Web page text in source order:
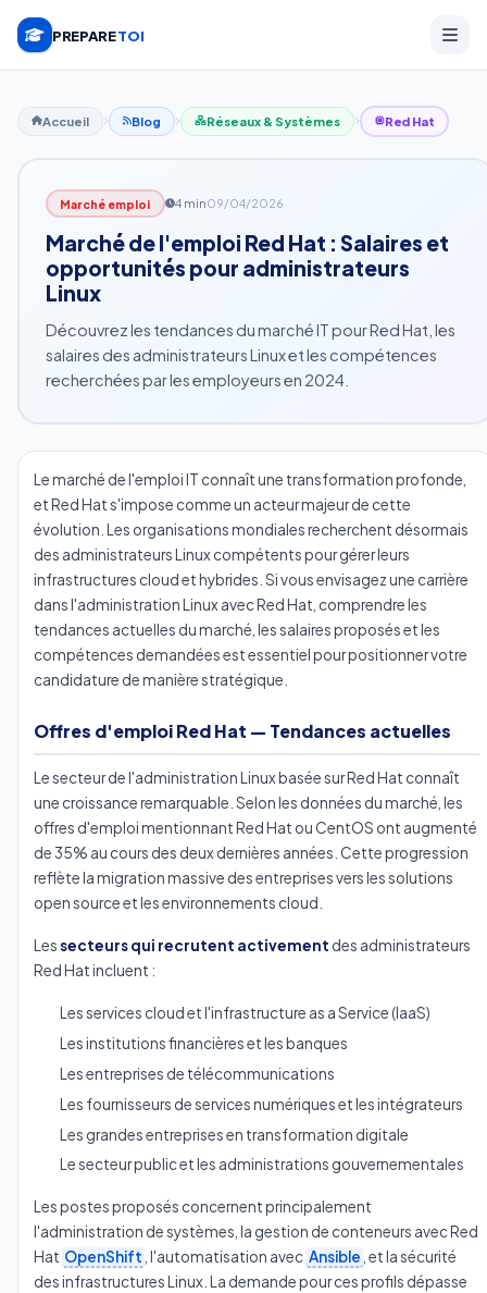
PREPARETOI
Accueil Blog Réseaux & Systèmes Red Hat
Marché emploi 4 min09/04/2026
Marché de l'emploi Red Hat : Salaires et
opportunités pour administrateurs
Linux
Découvrez les tendances du marché IT pour Red Hat, les
salaires des administrateurs Linux et les compétences
recherchées par les employeurs en 2024.
Le marché de l'emploi IT connaît une transformation profonde,
et Red Hat s'impose comme un acteur majeur de cette
évolution. Les organisations mondiales recherchent désormais
des administrateurs Linux compétents pour gérer leurs
infrastructures cloud et hybrides. Si vous envisagez une carrière
dans l'administration Linux avec Red Hat, comprendre les
tendances actuelles du marché, les salaires proposés et les
compétences demandées est essentiel pour positionner votre
candidature de manière stratégique.
Offres d'emploi Red Hat — Tendances actuelles
Le secteur de l'administration Linux basée sur Red Hat connaît
une croissance remarquable. Selon les données du marché, les
offres d'emploi mentionnant Red Hat ou CentOS ont augmenté
de 35% au cours des deux dernières années. Cette progression
reflète la migration massive des entreprises vers les solutions
open source et les environnements cloud.
Lessecteurs qui recrutent activement des administrateurs
Red Hat incluent :
Les services cloud et l'infrastructure as a Service (IaaS)
Les institutions financières et les banques
Les entreprises de télécommunications
Les fournisseurs de services numériques et les intégrateurs
Les grandes entreprises en transformation digitale
Le secteur public et les administrations gouvernementales
Les postes proposés concernent principalement
l'administration de systèmes, la gestion de conteneurs avec Red
Hat OpenShift , l'automatisation avec Ansible , et la sécurité
des infrastructures Linux. La demande pour ces profils dépasse